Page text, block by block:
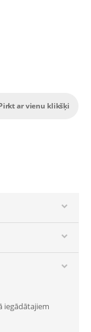
ar vienu klikšķi
iegādātajiem